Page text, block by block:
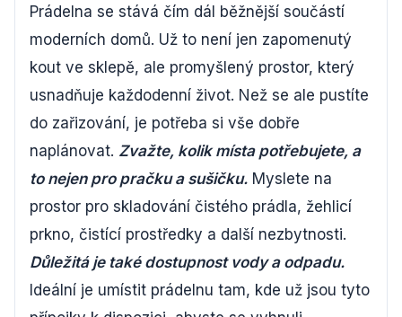
Prádelna se stává čím dál běžnější součástí
moderních domů. Už to není jen zapomenutý
kout ve sklepě, ale promyšlený prostor, který
usnadňuje každodenní život. Než se ale pustíte
do zařizování, je potřeba si vše dobře
naplánovat. Zvažte, kolik místa potřebujete, a
to nejen pro pračku a sušičku. Myslete na
prostor pro skladování čistého prádla, žehlicí
prkno, čistící prostředky a další nezbytnosti.
Důležitá je také dostupnost vody a odpadu.
Ideální je umístit prádelnu tam, kde už jsou tyto